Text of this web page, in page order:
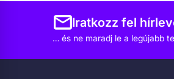
Iratkozz fel
… és ne maradj le a legújabb